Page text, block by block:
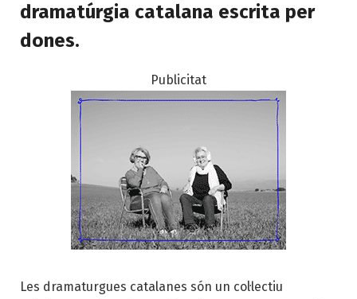
dramatúrgia catalana escrita per
dones.
Publicitat
Les dramaturgues catalanes són un col·lectiu